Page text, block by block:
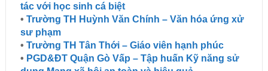
tác với học sinh cá biệt
• Trường TH Huỳnh Văn Chính – Văn hóa ứng xử
sư phạm
• Trường TH Tân Thới – Giáo viên hạnh phúc
• PGD&ĐT Quận Gò Vấp – Tập huấn Kỹ năng sử